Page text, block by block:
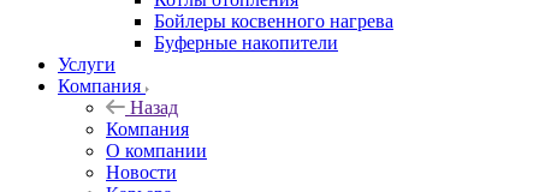
Бойлеры косвенного нагрева
Буферные накопители
Услуги
Компания
Назад
Компания
О компании
Новости